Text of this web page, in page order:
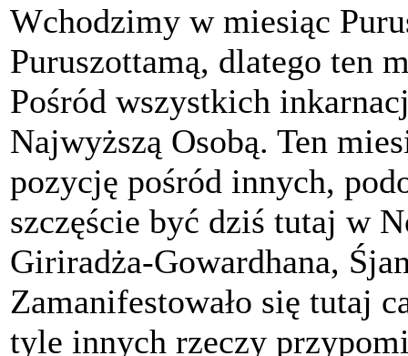
Wchodzimy w miesiąc
Puruszottamą, dlatego ten
Pośród wszystkich
Najwyższą Osobą. Ten
pozycję pośród innych,
szczęście być dziś tutaj w
Giriradża-Gowardhana,
Zamanifestowało się tutaj
tyle innych rzeczy